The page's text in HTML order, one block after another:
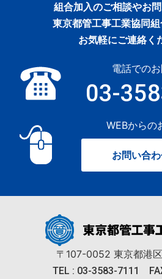
組合加入のご相談やお問
東京都管工事工業協同
お気軽にご連絡く
電話での
03-
WEBからの
お問い合
〒107-0052 東京都港
TEL : 03-3583-7111